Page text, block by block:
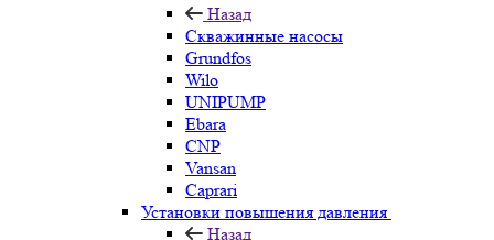
Назад
Скважинные насосы
Grundfos
Wilo
UNIPUMP
Ebara
CNP
Vansan
Caprari
Установки повышения давления
Назад